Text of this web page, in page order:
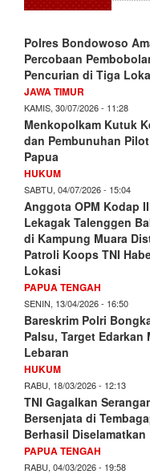
Polres Bondowoso
Percobaan
Pencurian di Tiga
JAWA TIMUR
KAMIS, 30/07/2026 - 11:28
Menkopolkam Kutuk
dan Pembunuhan
Papua
HUKUM
SABTU, 04/07/2026 - 15:04
Anggota OPM Kodap
Lekagak Talenggen
di Kampung Muara
Patroli Koops TNI
Lokasi
PAPUA TENGAH
SENIN, 13/04/2026 - 16:50
Bareskrim Polri
Palsu, Target Edarkan
Lebaran
HUKUM
RABU, 18/03/2026 - 12:13
TNI Gagalkan
Bersenjata di
Berhasil Diselamatkan
PAPUA TENGAH
RABU, 04/03/2026 - 19:58